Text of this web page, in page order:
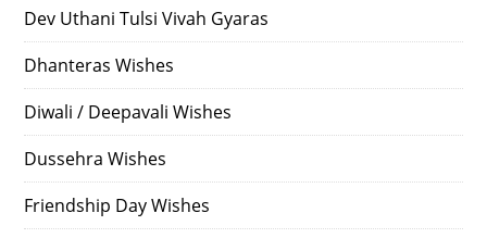
Dev Uthani Tulsi Vivah Gyaras
Dhanteras Wishes
Diwali / Deepavali Wishes
Dussehra Wishes
Friendship Day Wishes